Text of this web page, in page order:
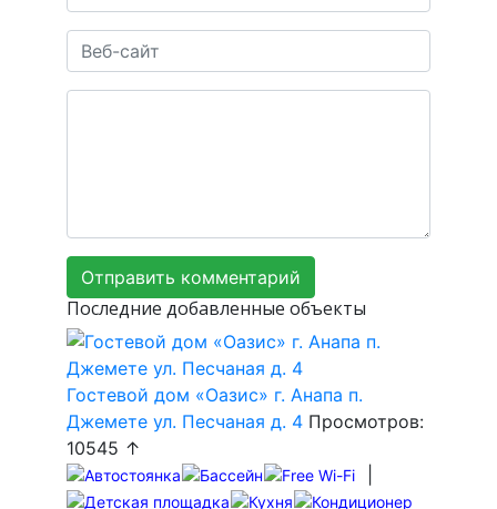
Последние добавленные объекты
Гостевой дом «Оазис» г. Анапа п.
Джемете ул. Песчаная д. 4 Просмотров:
10545 ↑